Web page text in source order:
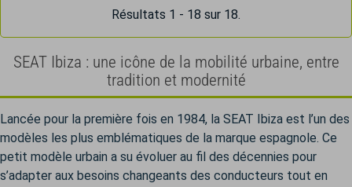
Résultats 1 - 18 sur 18.
SEAT Ibiza : une icône de la mobilité urbaine, entre
tradition et modernité
Lancée pour la première fois en 1984, la SEAT Ibiza est l’un des
modèles les plus emblématiques de la marque espagnole. Ce
petit modèle urbain a su évoluer au fil des décennies pour
s’adapter aux besoins changeants des conducteurs tout en